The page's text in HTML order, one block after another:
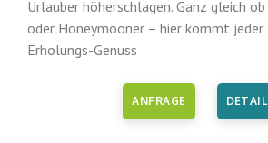
Urlauber höherschlagen. Ganz gleich
oder Honeymooner – hier kommt jeder
Erholungs-Genuss
ANFRAGE